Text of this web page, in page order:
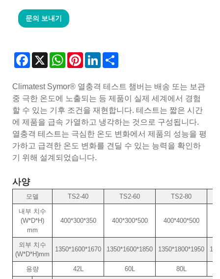
문의 보내기
Facebook
X WhatsAppPinterestLinkedIn
Climatest Symor® 열충격 테스트 챔버는 배송 또는 보관
중 극한 온도에 노출되는 등 제품이 실제 세계에서 경험
할 수 있는 기후 조건을 재현합니다. 테스트는 짧은 시간
에 제품을 급속 가열하고 냉각하는 것으로 구성됩니다.
열충격 테스트는 극심한 온도 변화에서 제품의 성능을 평
가하고 급격한 온도 변화를 견딜 수 있는 능력을 확인하
기 위해 설계되었습니다.
사양
모델 TS2-40 TS2-60
TS2-80
내부 치수
(W*D*H)
mm
400*300*350 400*300*500 400*400*500
외부 치수
(W*D*H)mm
1350*1600*1670 1350*1600*1850 1350*1800*1950
용량 42L 60L 80L